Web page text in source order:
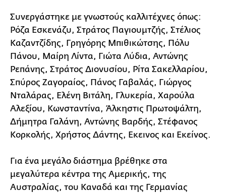
Συνεργάστηκε με γνωστούς καλλιτέχνες όπως:
Ρόζα Εσκενάζυ, Στράτος Παγιουμτζής, Στέλιος
Καζαντζίδης, Γρηγόρης Μπιθικώτσης, Πόλυ
Πάνου, Μαίρη Λίντα, Γιώτα Λύδια, Αντώνης
Ρεπάνης, Στράτος Διονυσίου, Ρίτα Σακελλαρίου,
Σπύρος Ζαγοραίος, Πάνος Γαβαλάς, Γιώργος
Νταλάρας, Ελένη Βιτάλη, Γλυκερία, Χαρούλα
Αλεξίου, Κωνσταντίνα, Άλκηστις Πρωτοψάλτη,
Δήμητρα Γαλάνη, Αντώνης Βαρδής, Στέφανος
Κορκολής, Χρήστος Δάντης, Εκεινος και Εκείνος.
Για ένα μεγάλο διάστημα βρέθηκε στα
μεγαλύτερα κέντρα της Αμερικής, της
Αυστραλίας, του Καναδά και της Γερμανίας